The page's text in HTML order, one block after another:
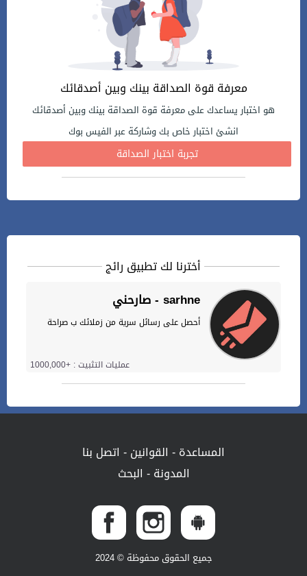
معرفة قوة الصداقة بينك وبين أصدقائك
هو اختبار يساعدك على معرفة قوة الصداقة بينك وبين أصدقائك
انشئ اختبار خاص بك وشاركة عبر الفيس بوك
تجربة اختبار الصداقة
أخترنا لك تطبيق رائج
صارحني - sarhne
أحصل على رسائل سرية من زملائك ب صراحة
عمليات التثبيت : +1000,000
المساعدة- القوانين- اتصل بنا
المدونة- البحث
جميع الحقوق محفوظة © 2024